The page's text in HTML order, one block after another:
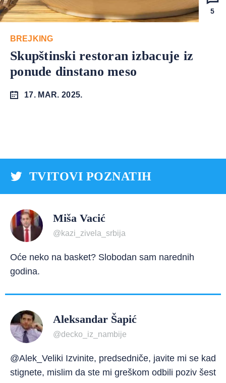
5
BREJKING
Skupštinski restoran izbacuje iz
ponude dinstano meso
17. MAR. 2025.
TVITOVI POZNATIH
Miša Vacić
@kazi_zivela_srbija
Oće neko na basket? Slobodan sam narednih
godina.
Aleksandar Šapić
@decko_iz_nambije
@Alek_Veliki Izvinite, predsedniče, javite mi se kad
stignete, mislim da ste mi greškom odbili poziv šest